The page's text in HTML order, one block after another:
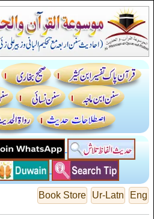
Eng
Ur-Latn
Book Store